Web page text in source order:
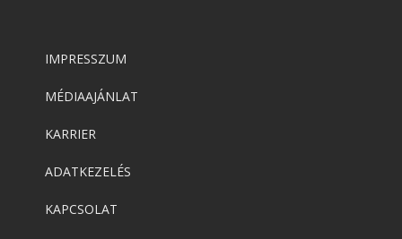
IMPRESSZUM
MÉDIAAJÁNLAT
KARRIER
ADATKEZELÉS
KAPCSOLAT